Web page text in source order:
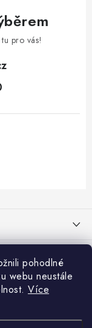
pohodlné
webu neustále
Více
pro vás!